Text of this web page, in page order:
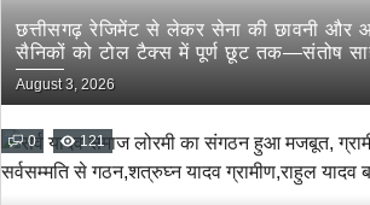
छत्तीसगढ़ रेजिमेंट से लेकर सेना की छावनी और
सैनिकों को टोल टैक्स में पूर्ण छूट तक—संतोष
मंत्री तोखन साहू के समक्ष उठाई सैनिक हितों की
August 3, 2026
0 121